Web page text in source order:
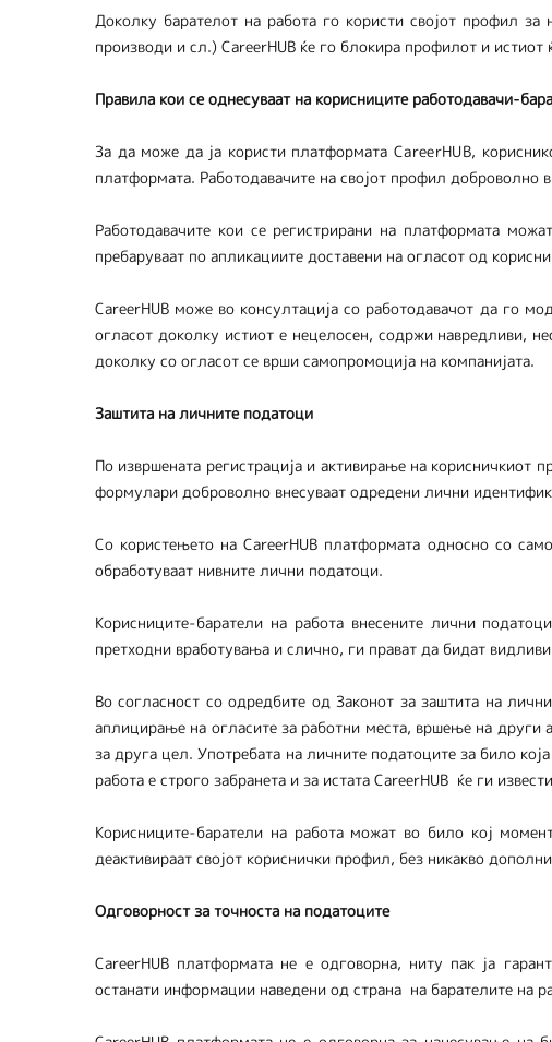
Доколку барателот на работа го користи својот профил
производи и сл.) CareerHUB ќе го блокира профилот и
Правила кои се однесуваат на корисниците работодавачи-
За да може да ја користи платформатаCareerHUB,
платформата. Работодавачите на својот профил доброволно
Работодавачите кои се регистрирани на платформата
пребаруваат по апликациите доставени на огласот од
CareerHUB може во консултација со работодавачот да го
огласот доколку истиот е нецелосен, содржи навредливи,
доколку со огласот се врши самопромоција на компанијата.
Заштита на личните податоци
По извршената регистрација и активирање на
формулари доброволно внесуваат одредени лични
Со користењето на CareerHUB платформата односно со
обработуваат нивните лични податоци.
Корисниците-баратели на работа внесените лични
претходни вработувања и слично, ги прават да бидат
Во согласност со одредбите од Законот за заштита на
аплицирање на огласите за работни места, вршење на други
за друга цел. Употребата на личните податоците за било
работа е строго забранета и за истата CareerHUB ќе ги
Корисниците-баратели на работа можат во било кој
деактивираат својот кориснички профил, без никакво
Одговорност за точноста на податоците
CareerHUB платформата не е одговорна, ниту пак ја
останати информации наведени од страна на барателите на